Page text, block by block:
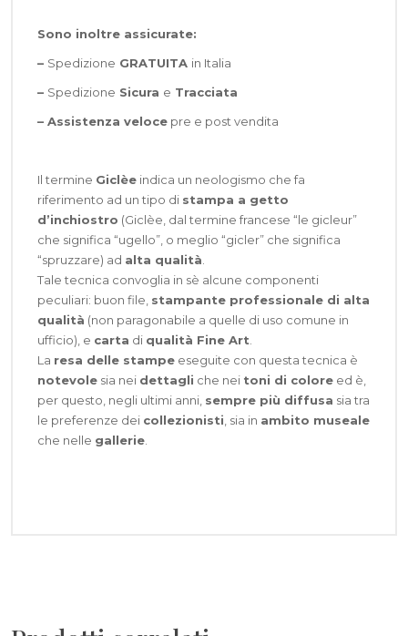
Sono inoltre assicurate:
– Spedizione GRATUITA in Italia
– Spedizione Sicura e Tracciata
– Assistenza velocepre e post vendita
Il termine Giclèeindica un neologismo che fa
riferimento ad un tipo di stampa a getto
d’inchiostro (Giclèe, dal termine francese “le gicleur”
che significa “ugello”, o meglio “gicler” che significa
“spruzzare) ad alta qualità.
Tale tecnica convoglia in sè alcune componenti
peculiari: buon file, stampante professionale di alta
qualità (non paragonabile a quelle di uso comune in
ufficio), e carta di qualità Fine Art.
La resa delle stampeeseguite con questa tecnica è
notevolesia nei dettagli che nei toni di coloreed è,
per questo, negli ultimi anni, sempre più diffusa sia tra
le preferenze dei collezionisti, sia in ambito museale
che nelle gallerie.